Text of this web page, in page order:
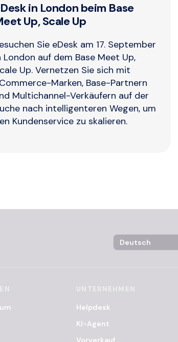
in London beim Base
Up, Scale Up
Sie eDesk am 17. September
London auf dem Base Meet Up,
Up. Vernetzen Sie sich mit
Marken, Base-Partnern
Multichannel-Verkäufern auf der
nach intelligenteren Wegen, um
Kundenservice zu skalieren.
Language Selector
UNTERNEHMEN
Helpdesk
KI-Agent
Vorverkauf